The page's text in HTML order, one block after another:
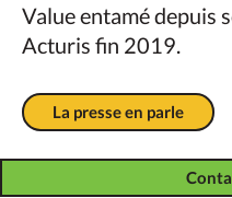
Value entamé depuis
Acturis fin 2019.
La presse en parle